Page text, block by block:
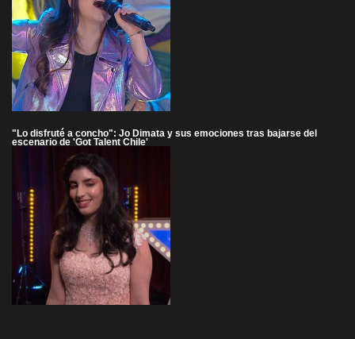
"Lo disfruté a concho": Jo Dimata y sus emociones tras bajarse del
escenario de 'Got Talent Chile'